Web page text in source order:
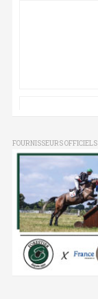
FOURNISSEURS OFFICIELS